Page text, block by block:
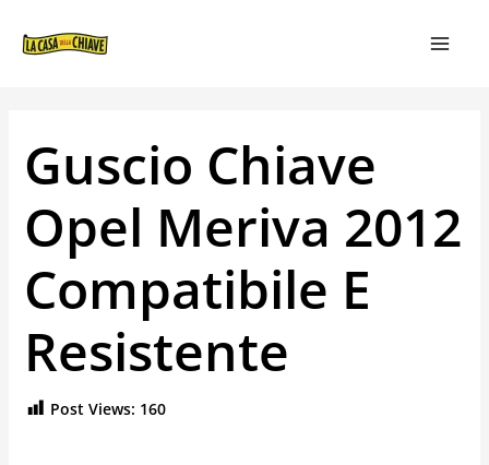
Guscio Chiave
Opel Meriva 2012
Compatibile E
Resistente
Post Views: 160
ARTICOLI